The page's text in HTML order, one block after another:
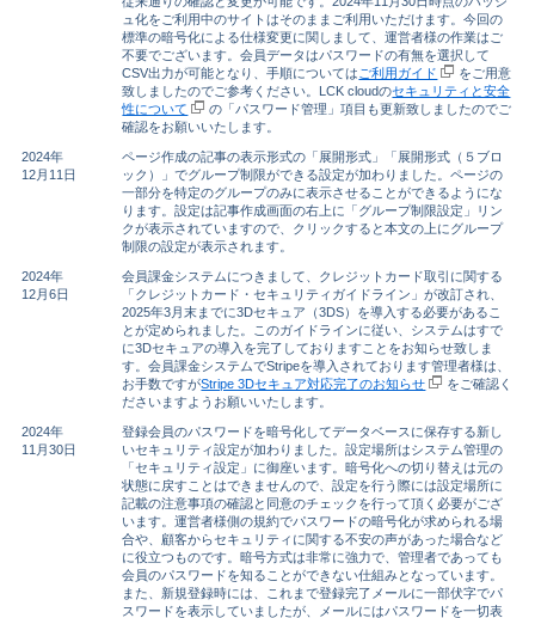
ュ化をご利用中のサイトはそのままご利用いただけます。今回の
標準の暗号化による仕様変更に関しまして、運営者様の作業はご
不要でございます。会員データはパスワードの有無を選択して
CSV出力が可能となり、手順については ご利用ガイド
をご用意
致しましたのでご参考ください。LCK cloudのセキュリティと安全
性について
の「パスワード管理」項目も更新致しましたのでご
確認をお願いいたします。
2024年
12月11日
ページ作成の記事の表示形式の「展開形式」「展開形式（５ブロ
ック）」でグループ制限ができる設定が加わりました。ページの
一部分を特定のグループのみに表示させることができるようにな
ります。設定は記事作成画面の右上に「グループ制限設定」リン
クが表示されていますので、クリックすると本文の上にグループ
制限の設定が表示されます。
2024年
12月6日
会員課金システムにつきまして、クレジットカード取引に関する
「クレジットカード・セキュリティガイドライン」が改訂され、
2025年3月末までに3Dセキュア（3DS）を導入する必要があるこ
とが定められました。このガイドラインに従い、システムはすで
に3Dセキュアの導入を完了しておりますことをお知らせ致しま
す。会員課金システムでStripeを導入されております管理者様は、
お手数ですがStripe 3Dセキュア対応完了のお知らせ
をご確認く
ださいますようお願いいたします。
2024年
11月30日
登録会員のパスワードを暗号化してデータベースに保存する新し
いセキュリティ設定が加わりました。設定場所はシステム管理の
「セキュリティ設定」に御座います。暗号化への切り替えは元の
状態に戻すことはできませんので、設定を行う際には設定場所に
記載の注意事項の確認と同意のチェックを行って頂く必要がござ
います。運営者様側の規約でパスワードの暗号化が求められる場
合や、顧客からセキュリティに関する不安の声があった場合など
に役立つものです。暗号方式は非常に強力で、管理者であっても
会員のパスワードを知ることができない仕組みとなっています。
また、新規登録時には、これまで登録完了メールに一部伏字でパ
スワードを表示していましたが、メールにはパスワードを一切表